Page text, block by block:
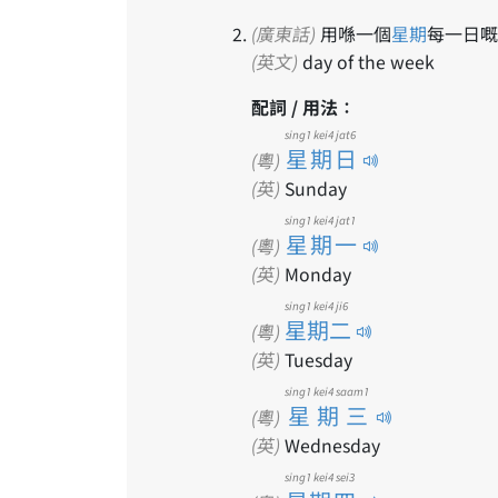
(廣東話) 用喺一個星期每一日
(英文) day of the week
配詞 / 用法：
(粵) 星期日
sing1 kei4 jat6
(英) Sunday
(粵) 星期一
sing1 kei4 jat1
(英) Monday
(粵) 星期二
sing1 kei4 ji6
(英) Tuesday
(粵) 星期三
sing1 kei4 saam1
(英) Wednesday
sing1 kei4 sei3